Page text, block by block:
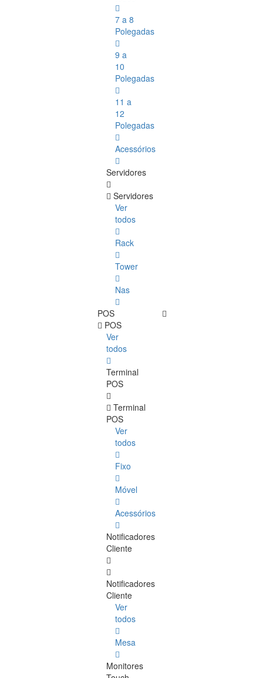
7 a 8
Polegadas
9 a
10
Polegadas
11 a
12
Polegadas
Acessórios
Servidores
Servidores
Ver
todos
Rack
Tower
Nas
POS
POS
Ver
todos
Terminal
POS
Terminal
POS
Ver
todos
Fixo
Móvel
Acessórios
Notificadores
Cliente
Notificadores
Cliente
Ver
todos
Mesa
Monitores